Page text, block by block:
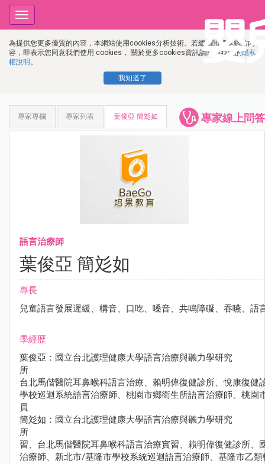
為提供您更多優質的內容，本網站使用cookies分析技術。若繼續閱覽本網站內
容，即表示您同意我們使用 cookies， 關於更多cookies資訊請閱讀我們的隱私
權說明 。
我知道了
Toggle
navigation
專家線上問答
專家專欄 專家列表 葉俊亞 簡彣如
語言治療師
葉俊亞 簡彣如
專長
兒童語言發展遲緩、構音、口吃、嗓音、共鳴障礙、吞嚥、
學經歷
葉俊亞：國立台北護理健康大學語言治療與聽力學研究
所 經歷：台大
台北馬偕醫院耳鼻喉科語言治療、賴明
學校巡迴系統語言治療師、桃園市鄉衛生所語言治療師、桃園
簡彣如：國立台北護理健康大學語言治療與聽力學研究
所 經歷：台大
習、台北馬偕醫院耳鼻喉科語言治療實
治療師、新北市/基隆市學校系統巡迴語言治療師、基隆市乙